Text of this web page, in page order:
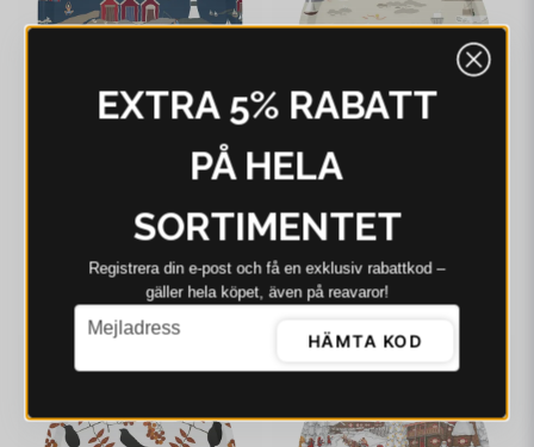
Arvidssons Kust blå
269 kr
I webblager - 4-8 dagar
Arvidssons Kust beige
320 kr
309 kr
EXTRA 5% RABATT
PÅ HELA
SORTIMENTET
Registrera din e‑post och få en exklusiv rabattkod –
gäller hela köpet, även på reavaror!
email
Mejladress
HÄMTA KOD